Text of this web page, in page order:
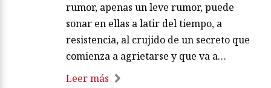
rumor, apenas un leve rumor, puede
sonar en ellas a latir del tiempo, a
resistencia, al crujido de un secreto que
comienza a agrietarse y que va a…
Leer más